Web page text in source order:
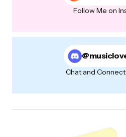
Follow Me on
Chat and